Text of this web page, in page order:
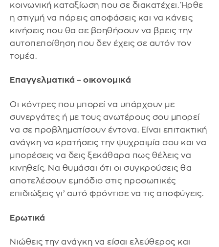
κοινωνική καταξίωση που σε διακατέχει. Ήρθε
η στιγμή να πάρεις αποφάσεις και να κάνεις
κινήσεις που θα σε βοηθήσουν να βρεις την
αυτοπεποίθηση που δεν έχεις σε αυτόν τον
τομέα.
Επαγγελματικά – οικονομικά
Οι κόντρες που μπορεί να υπάρχουν με
συνεργάτες ή με τους ανωτέρους σου μπορεί
να σε προβληματίσουν έντονα. Είναι επιτακτική
ανάγκη να κρατήσεις την ψυχραιμία σου και να
μπορέσεις να δεις ξεκάθαρα πως θέλεις να
κινηθείς. Να θυμάσαι ότι οι συγκρούσεις θα
αποτελέσουν εμπόδιο στις προσωπικές
επιδιώξεις γι’ αυτό φρόντισε να τις αποφύγεις.
Ερωτικά
Νιώθεις την ανάγκη να είσαι ελεύθερος και